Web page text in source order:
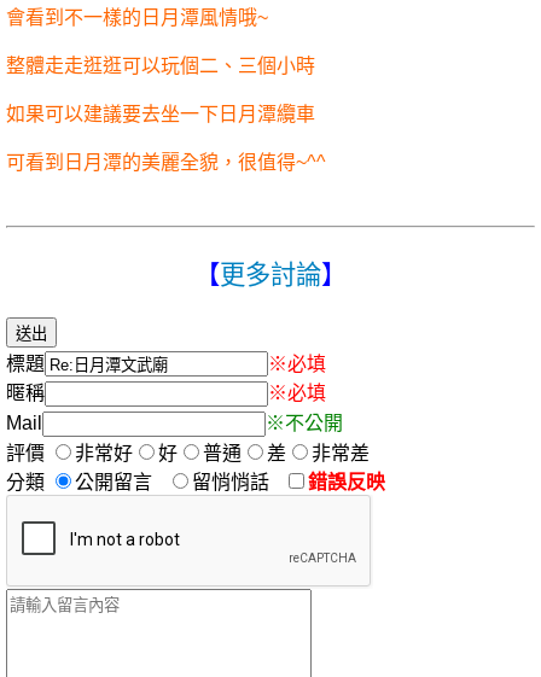
會看到不一樣的日月潭風情哦~
整體走走逛逛可以玩個二、三個小時
如果可以建議要去坐一下日月潭纜車
可看到日月潭的美麗全貌，很值得~^^
【 更多討論】
標題
※必填
暱稱
※必填
Mail
※不公開
評價
非常好 好 普通 差
非常差
分類
公開留言 留悄悄話 錯誤反映